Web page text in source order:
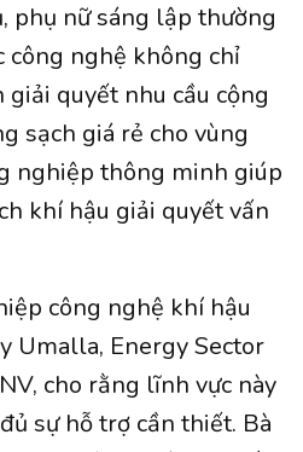
phụ nữ sáng lập thường
công nghệ không chỉ
quyết nhu cầu cộng
sạch giá rẻ cho vùng
nghiệp thông minh giúp
khí hậu giải quyết vấn
công nghệ khí hậu
Umalla, Energy Sector
cho rằng lĩnh vực này
sự hỗ trợ cần thiết. Bà